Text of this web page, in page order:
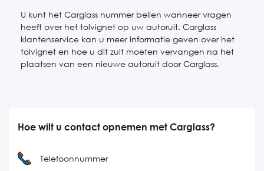
U kunt het Carglass nummer bellen wanneer vragen
heeft over het tolvignet op uw autoruit. Carglass
klantenservice kan u meer informatie geven over het
tolvignet en hoe u dit zult moeten vervangen na het
plaatsen van een nieuwe autoruit door Carglass.
Hoe wilt u contact opnemen met Carglass?
Telefoonnummer